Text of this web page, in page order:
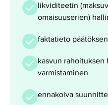
likviditeetin
omaisuuserien)
faktatieto
kasvun rahoituksen
varmistaminen
ennakoiva